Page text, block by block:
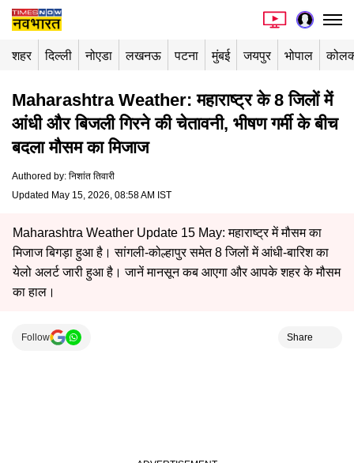
शहर दिल्ली नोएडा लखनऊ पटना मुंबई जयपुर भोपाल
Maharashtra Weather: महाराष्ट्र के 8 जिलों में
आंधी और बिजली गिरने की चेतावनी, भीषण गर्मी के बीच
बदला मौसम का मिजाज
Authored by: निशांत तिवारी
Updated May 15, 2026, 08:58 AM IST
Maharashtra Weather Update 15 May: महाराष्ट्र में मौसम का
मिजाज बिगड़ा हुआ है। सांगली-कोल्हापुर समेत 8 जिलों में आंधी-बारिश का
येलो अलर्ट जारी हुआ है। जानें मानसून कब आएगा और आपके शहर के मौसम
का हाल।
Follow Share